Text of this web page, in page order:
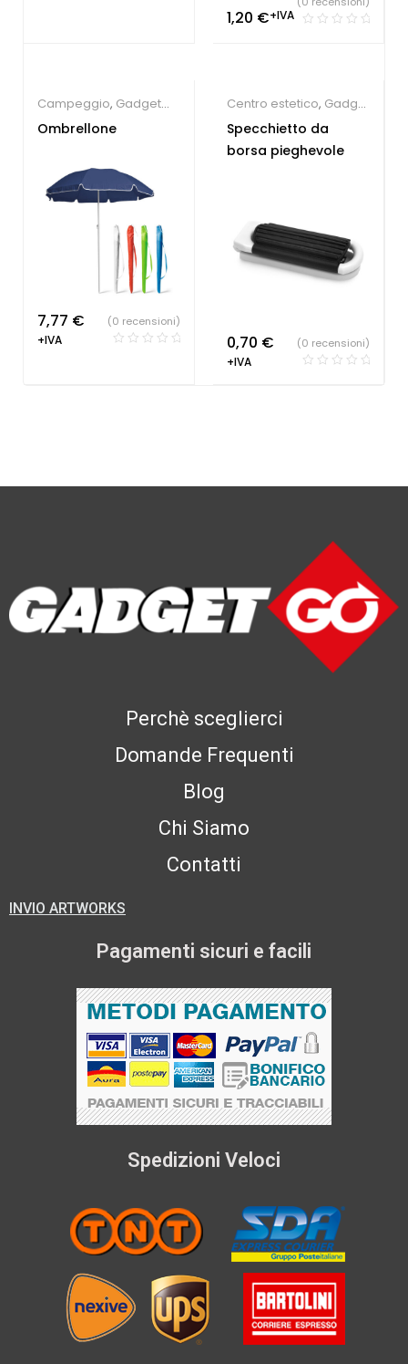
1,20 €+IVA
Campeggio, Gadget
Estate,Ombrello
Ombrellone
7,77 €
+IVA
(0 recensioni)
Centro estetico, Gadget
Estate,Parrucchieri
Specchietto da
borsa pieghevole
0,70 €
+IVA
(0 recensioni)
Perchè sceglierci
Domande Frequenti
Blog
Chi Siamo
Contatti
INVIO ARTWORKS
Pagamenti sicuri e facili
Spedizioni Veloci